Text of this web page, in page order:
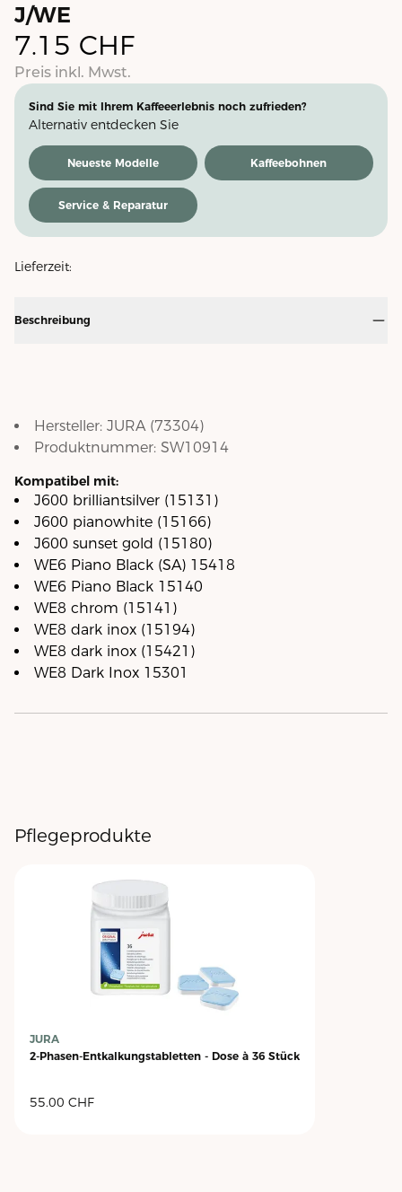
J/WE
7.15 CHF
Preis inkl. Mwst.
Sind Sie mit Ihrem Kaffeeerlebnis noch zufrieden?
Alternativ entdecken Sie
Neueste Modelle Kaffeebohnen
Service & Reparatur
Lieferzeit:
Beschreibung
Hersteller: JURA (73304)
Produktnummer: SW10914
Kompatibel mit:
J600 brilliantsilver (15131)
J600 pianowhite (15166)
J600 sunset gold (15180)
WE6 Piano Black (SA) 15418
WE6 Piano Black 15140
WE8 chrom (15141)
WE8 dark inox (15194)
WE8 dark inox (15421)
WE8 Dark Inox 15301
Pflegeprodukte
JURA
2-Phasen-Entkalkungstabletten - Dose à 36 Stück
55.00 CHF